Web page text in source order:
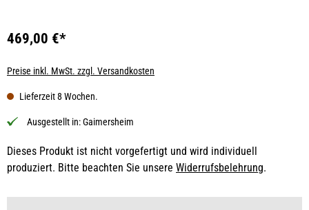
469,00 €*
Preise inkl. MwSt. zzgl. Versandkosten
Lieferzeit 8 Wochen.
Ausgestellt in:Gaimersheim
Dieses Produkt ist nicht vorgefertigt und wird individuell
produziert. Bitte beachten Sie unsere Widerrufsbelehrung.